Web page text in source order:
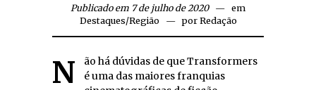
Publicado em 7 de julho de 2020
em
Destaques/Região por Redação
Não há dúvidas de que Transformers
é uma das maiores franquias